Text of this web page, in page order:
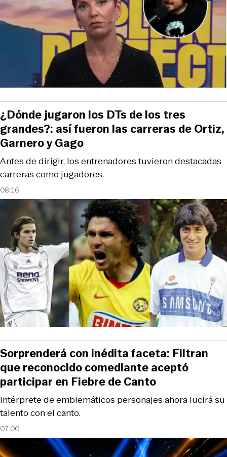
08:16
Antes de dirigir, los entrenadores tuvieron destacadas
carreras como jugadores.
¿Dónde jugaron los DTs de los tres
grandes?: así fueron las carreras de Ortiz,
Garnero y Gago
07:00
Intérprete de emblemáticos personajes ahora lucirá su
talento con el canto.
Sorprenderá con inédita faceta: Filtran
que reconocido comediante aceptó
participar en Fiebre de Canto